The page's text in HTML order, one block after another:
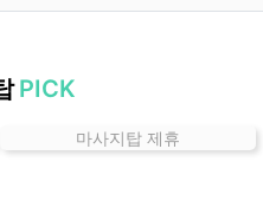
PICK
마사지탑 제휴